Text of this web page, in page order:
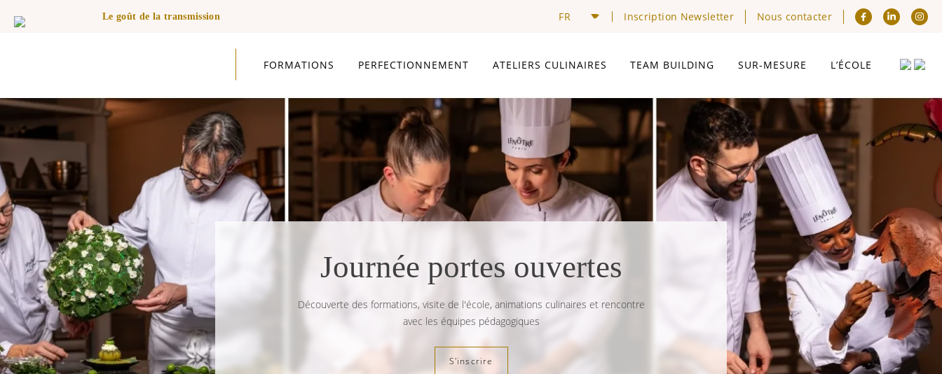
Le goût de la transmission Inscription Newsletter Nous contacter
FORMATIONS PERFECTIONNEMENT ATELIERS CULINAIRES TEAM BUILDING SUR-MESURE L’ÉCOLE
Journée portes ouvertes
Découverte des formations, visite de l'école, animations culinaires et rencontre
avec les équipes pédagogiques
S'inscrire